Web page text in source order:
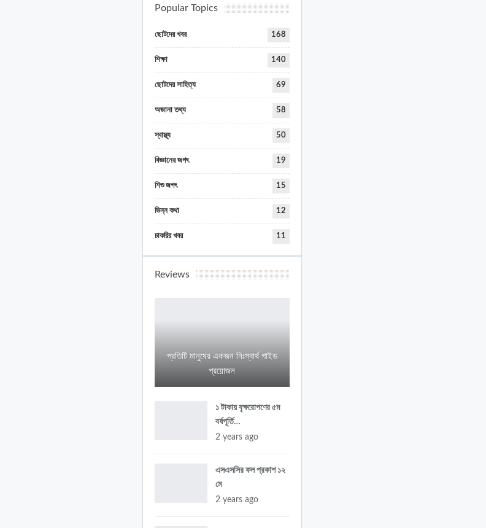
Popular Topics
ছোটদের খবর 168
শিক্ষা 140
ছোটদের সাহিত্য 69
অজানা তথ্য 58
স্বাস্থ্য 50
বিজ্ঞানের জগৎ 19
শিশু জগৎ 15
ভিন্ন কথা 12
চাকরির খবর 11
Reviews
প্রতিটি মানুষের একজন নিঃস্বার্থ গাইড
প্রয়োজন
১ টাকায় বৃক্ষরোপণের ৫ম
বর্ষপূর্তি…
2 years ago
এসএসসির ফল প্রকাশ ১২
মে
2 years ago